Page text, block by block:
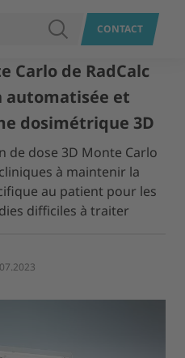
RECHERCHER
CONTACT
Carlo de RadCalc
automatisée et
dosimétrique 3D
de dose 3D Monte Carlo
à maintenir la
au patient pour les
difficiles à traiter